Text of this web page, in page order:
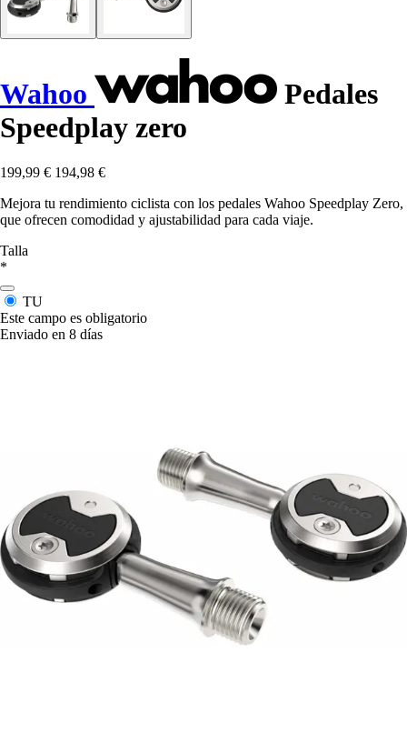
Wahoo
Pedales
Speedplay zero
199,99 € 194,98 €
Mejora tu rendimiento ciclista con los pedales Wahoo Speedplay Zero,
que ofrecen comodidad y ajustabilidad para cada viaje.
Talla
*
TU
Este campo es obligatorio
Enviado en 8 días